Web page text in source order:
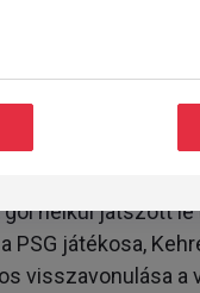
után négy pont
(10), Észak-
fogadják.
négy egymást
az őszi
nélkül játszott le
játékosa,
visszavonulása a